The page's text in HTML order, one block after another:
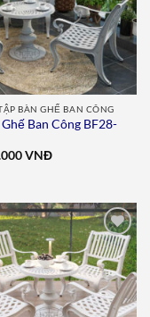
BÀN GHẾ BAN CÔNG
Ghế Ban Công BF28-
VNĐ
Add to
wishlist